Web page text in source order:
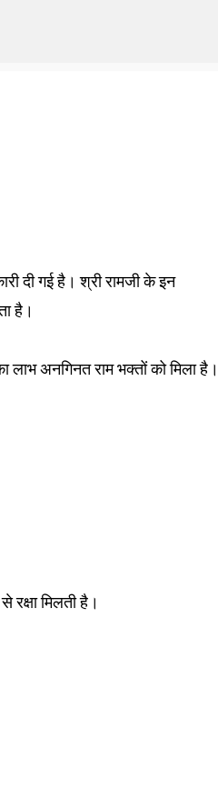
दी गई है। श्री रामजी के इन
है।
लाभ अनगिनत राम भक्तों को मिला है।
मिलती है।